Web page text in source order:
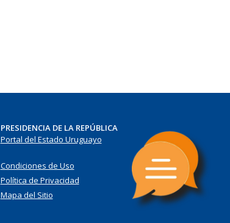
PRESIDENCIA DE LA REPÚBLICA
Portal del Estado Uruguayo
Condiciones de Uso
Política de Privacidad
Mapa del Sitio